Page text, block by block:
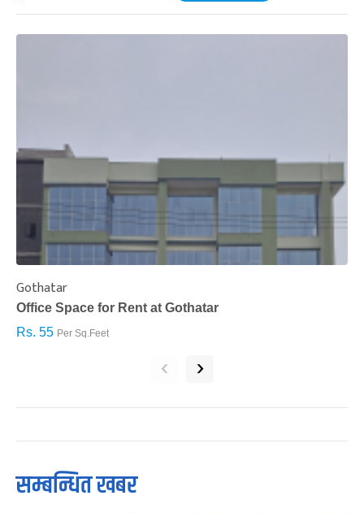
Gothatar
Office Space for Rent at Gothatar
Rs. 55 Per Sq.Feet
‹ ›
सम्बन्धित खबर